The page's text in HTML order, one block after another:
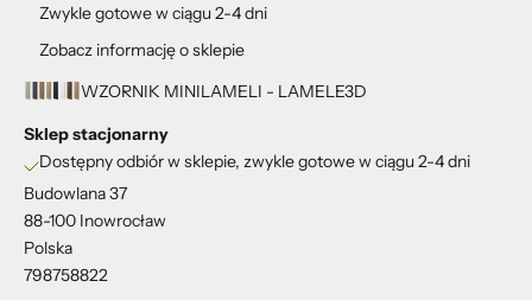
Zwykle gotowe w ciągu 2-4 dni
Zobacz informację o sklepie
WZORNIK MINILAMELI - LAMELE3D
Sklep stacjonarny
Dostępny odbiór w sklepie, zwykle gotowe w ciągu 2-4 dni
Budowlana 37
88-100 Inowrocław
Polska
798758822